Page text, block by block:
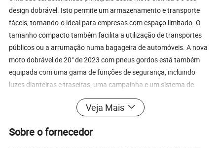
design dobrável. Isto permite um armazenamento e transporte
fáceis, tornando-o ideal para empresas com espaço limitado. O
tamanho compacto também facilita a utilização de transportes
públicos ou a arrumação numa bagageira de automóveis. A nova
moto dobrável de 20" de 2023 com pneus gordos está também
equipada com uma gama de funções de segurança, incluindo
luzes dianteiras e traseiras, uma campainha e um sistema de
travagem fiável. Isto garante que os condutores podem
permanecer seguros e visíveis na estrada, mesmo em condições
dobrável de 2023" de 20 com pneus gordos também é elegante e
Veja Mais
Sobre o fornecedor